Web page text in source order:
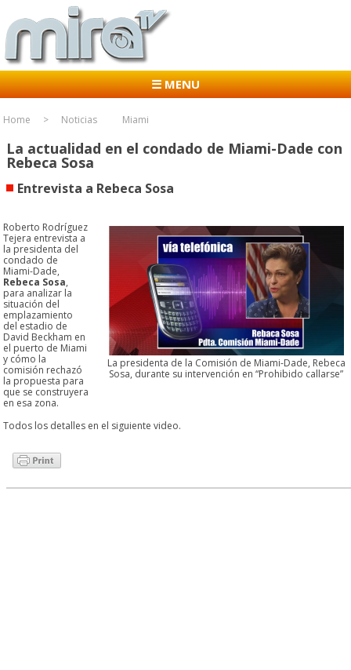
☰ MENU
Home Noticias Miami
La actualidad en el condado de Miami-Dade con
Rebeca Sosa
Entrevista a Rebeca Sosa
La presidenta de la Comisión de Miami-Dade, Rebeca
Sosa, durante su intervención en “Prohibido callarse”
Roberto Rodríguez
Tejera entrevista a
la presidenta del
condado de
Miami-Dade,
Rebeca Sosa,
para analizar la
situación del
emplazamiento
del estadio de
David Beckham en
el puerto de Miami
y cómo la
comisión rechazó
la propuesta para
que se construyera
en esa zona.
Todos los detalles en el siguiente video.